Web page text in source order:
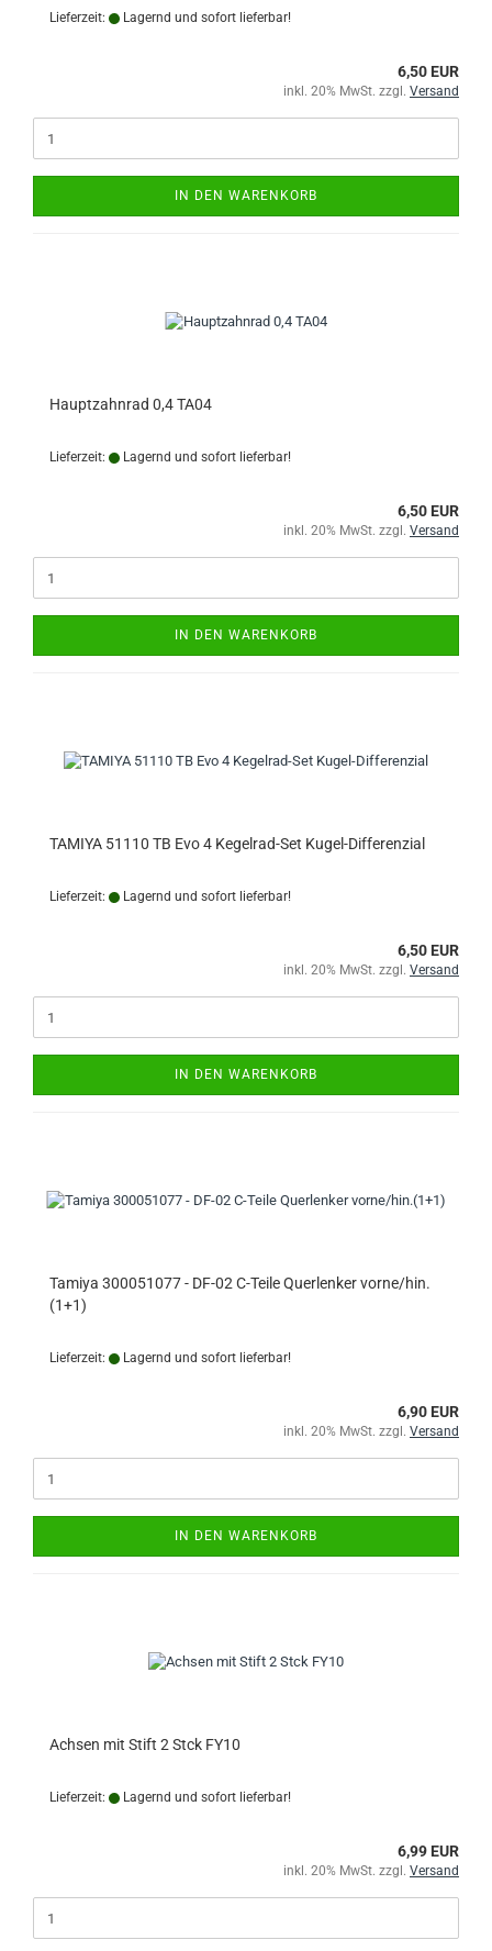
Lieferzeit: Lagernd und sofort lieferbar!
6,50 EUR
inkl. 20% MwSt. zzgl. Versand
IN DEN WARENKORB
Hauptzahnrad 0,4 TA04
Lieferzeit: Lagernd und sofort lieferbar!
6,50 EUR
inkl. 20% MwSt. zzgl. Versand
IN DEN WARENKORB
TAMIYA 51110 TB Evo 4 Kegelrad-Set Kugel-Differenzial
Lieferzeit: Lagernd und sofort lieferbar!
6,50 EUR
inkl. 20% MwSt. zzgl. Versand
IN DEN WARENKORB
Tamiya 300051077 - DF-02 C-Teile Querlenker vorne/hin.
(1+1)
Lieferzeit: Lagernd und sofort lieferbar!
6,90 EUR
inkl. 20% MwSt. zzgl. Versand
IN DEN WARENKORB
Achsen mit Stift 2 Stck FY10
Lieferzeit: Lagernd und sofort lieferbar!
6,99 EUR
inkl. 20% MwSt. zzgl. Versand